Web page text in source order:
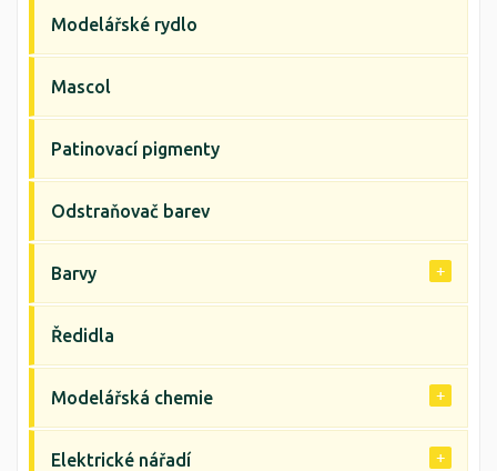
Modelářské rydlo
Mascol
Patinovací pigmenty
Odstraňovač barev
Barvy
Ředidla
Modelářská chemie
Elektrické nářadí